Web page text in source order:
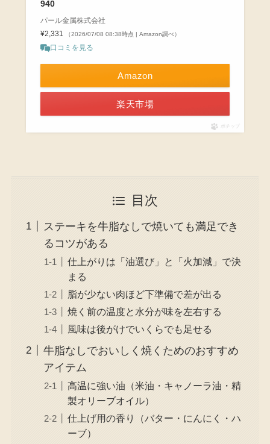
940
パール金属株式会社
¥2,331
（2026/07/08 08:38時点 | Amazon調べ）
口コミを見る
Amazon
楽天市場
ポチップ
目次
ステーキを牛脂なしで焼いても満足でき
るコツがある
仕上がりは「油選び」と「火加減」で決
まる
脂が少ない肉ほど下準備で差が出る
焼く前の温度と水分が味を左右する
風味は後がけでいくらでも足せる
牛脂なしでおいしく焼くためのおすすめ
アイテム
高温に強い油（米油・キャノーラ油・精
製オリーブオイル）
仕上げ用の香り（バター・にんにく・ハ
ーブ）